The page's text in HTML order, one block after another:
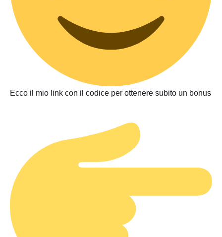
Ecco il mio link con il codice per ottenere subito un bonus